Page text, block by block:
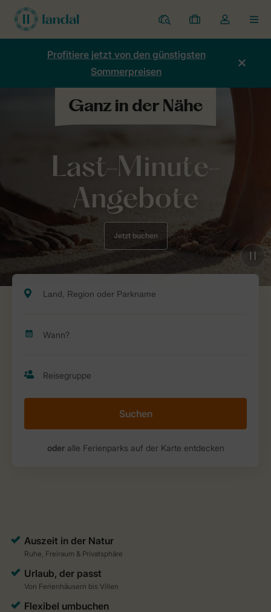
Ferienparks
Meine
Buchungen
Dropdown-
Menü
Kontos
Profitiere jetzt von den günstigsten
Sommerpreisen
Last-Minute-
Angebote
Jetzt buchen
Suchen
oderalle Ferienparks auf der Karte entdecken